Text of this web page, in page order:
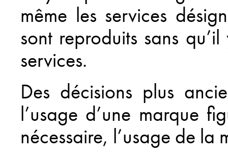
même les services
sont reproduits sans
services.
Des décisions plus
l’usage d’une marque
nécessaire, l’usage de la